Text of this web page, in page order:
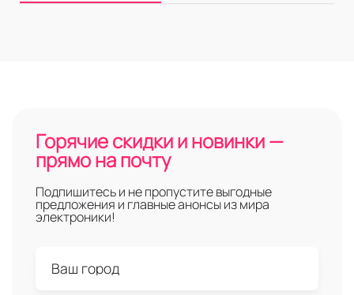
Горячие скидки и новинки —
прямо на почту
Подпишитесь и не пропустите выгодные
предложения и главные анонсы из мира
электроники!